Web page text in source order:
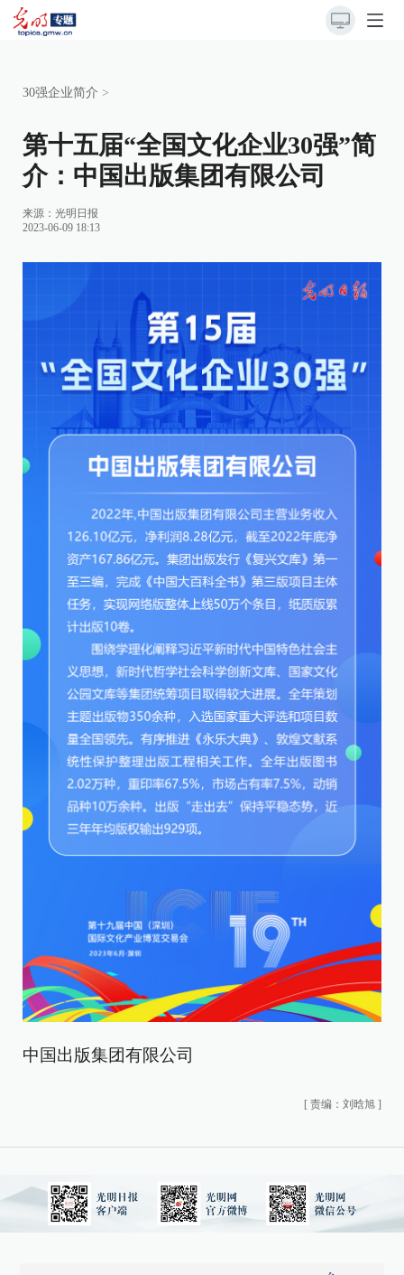
30强企业简介 >
第十五届“全国文化企业30强”简
介：中国出版集团有限公司
来源： 光明日报
2023-06-09 18:13
中国出版集团有限公司
[ 责编：刘晗旭 ]